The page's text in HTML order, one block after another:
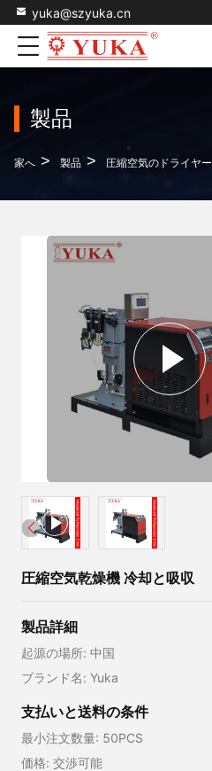
yuka@szyuka.cn
製品
家へ > 製品 > 圧縮空気のドライヤー
圧縮空気乾燥機 冷却と吸収
製品詳細
起源の場所: 中国
ブランド名: Yuka
支払いと送料の条件
最小注文数量: 50PCS
価格: 交渉可能